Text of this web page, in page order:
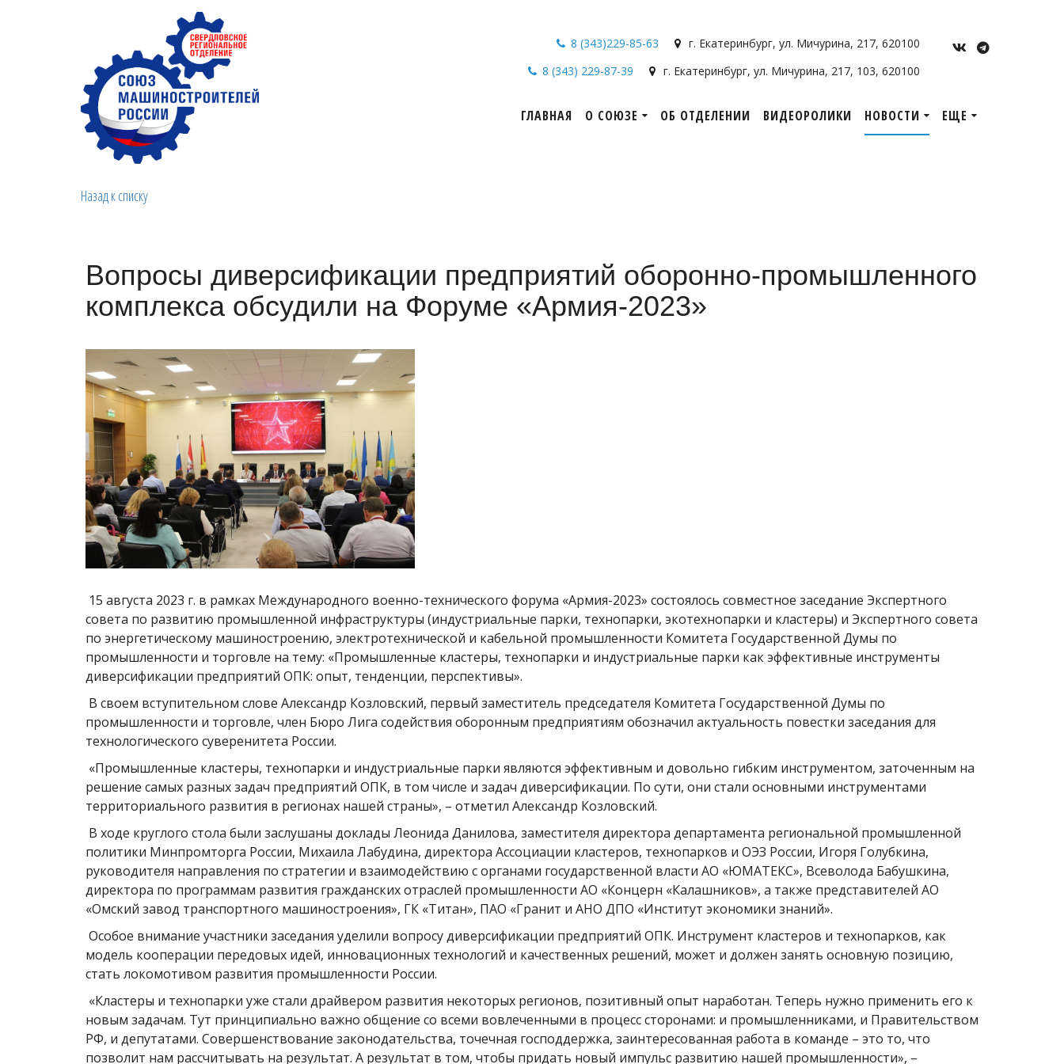
г. Екатеринбург, ул. Мичурина, 217, 620100
8 (343)229-85-63
г. Екатеринбург, ул. Мичурина, 217, 103, 620100
8 (343) 229-87-39
ГЛАВНАЯ О СОЮЗЕ ОБ ОТДЕЛЕНИИ ВИДЕОРОЛИКИ НОВОСТИ ЕЩЕ
Назад к списку
Вопросы диверсификации предприятий оборонно-промышленного
комплекса обсудили на Форуме «Армия-2023»
15 августа 2023 г. в рамках Международного военно-технического форума «Армия-2023» состоялось совместное заседание Экспертного
совета по развитию промышленной инфраструктуры (индустриальные парки, технопарки, экотехнопарки и кластеры) и Экспертного совета
по энергетическому машиностроению, электротехнической и кабельной промышленности Комитета Государственной Думы по
промышленности и торговле на тему: «Промышленные кластеры, технопарки и индустриальные парки как эффективные инструменты
диверсификации предприятий ОПК: опыт, тенденции, перспективы».
В своем вступительном слове Александр Козловский, первый заместитель председателя Комитета Государственной Думы по
промышленности и торговле, член Бюро Лига содействия оборонным предприятиям обозначил актуальность повестки заседания для
технологического суверенитета России.
«Промышленные кластеры, технопарки и индустриальные парки являются эффективным и довольно гибким инструментом, заточенным на
решение самых разных задач предприятий ОПК, в том числе и задач диверсификации. По сути, они стали основными инструментами
территориального развития в регионах нашей страны», – отметил Александр Козловский.
В ходе круглого стола были заслушаны доклады Леонида Данилова, заместителя директора департамента региональной промышленной
политики Минпромторга России, Михаила Лабудина, директора Ассоциации кластеров, технопарков и ОЭЗ России, Игоря Голубкина,
руководителя направления по стратегии и взаимодействию с органами государственной власти АО «ЮМАТЕКС», Всеволода Бабушкина,
директора по программам развития гражданских отраслей промышленности АО «Концерн «Калашников», а также представителей АО
«Омский завод транспортного машиностроения», ГК «Титан», ПАО «Гранит и АНО ДПО «Институт экономики знаний».
Особое внимание участники заседания уделили вопросу диверсификации предприятий ОПК. Инструмент кластеров и технопарков, как
модель кооперации передовых идей, инновационных технологий и качественных решений, может и должен занять основную позицию,
стать локомотивом развития промышленности России.
«Кластеры и технопарки уже стали драйвером развития некоторых регионов, позитивный опыт наработан. Теперь нужно применить его к
новым задачам. Тут принципиально важно общение со всеми вовлеченными в процесс сторонами: и промышленниками, и Правительством
РФ, и депутатами. Совершенствование законодательства, точечная господдержка, заинтересованная работа в команде – это то, что
позволит нам рассчитывать на результат. А результат в том, чтобы придать новый импульс развитию нашей промышленности», –